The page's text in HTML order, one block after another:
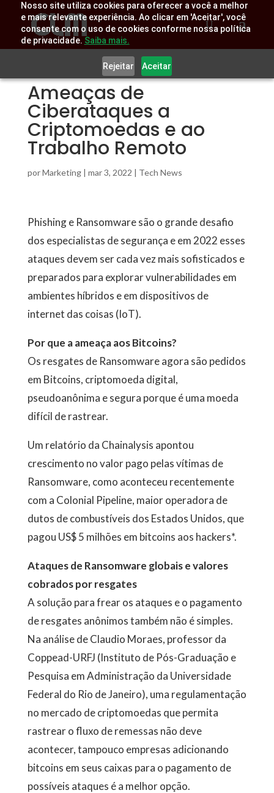
Nosso site utiliza cookies para oferecer a você a melhor
e mais relevante experiência. Ao clicar em 'Aceitar', você
consente com o uso de cookies conforme nossa política
de privacidade. Saiba mais.
Rejeitar Aceitar
Ameaças de
Ciberataques a
Criptomoedas e ao
Trabalho Remoto
porMarketing| mar 3, 2022 | Tech News
Phishing e Ransomware são o grande desafio
dos especialistas de segurança e em 2022 esses
ataques devem ser cada vez mais sofisticados e
preparados para explorar vulnerabilidades em
ambientes híbridos e em dispositivos de
internet das coisas (IoT).
Por que a ameaça aos Bitcoins?
Os resgates de Ransomware agora são pedidos
em Bitcoins, criptomoeda digital,
pseudoanônima e segura porque é uma moeda
difícil de rastrear.
Um relatório da Chainalysis apontou
crescimento no valor pago pelas vítimas de
Ransomware, como aconteceu recentemente
com a Colonial Pipeline, maior operadora de
dutos de combustíveis dos Estados Unidos, que
pagou US$ 5 milhões em bitcoins aos hackers*.
Ataques de Ransomware globais e valores
cobrados por resgates
A solução para frear os ataques e o pagamento
de resgates anônimos também não é simples.
Na análise de Claudio Moraes, professor da
Coppead-URFJ (Instituto de Pós-Graduação e
Pesquisa em Administração da Universidade
Federal do Rio de Janeiro), uma regulamentação
no mercado de criptomoedas que permita
rastrear o fluxo de remessas não deve
acontecer, tampouco empresas adicionando
bitcoins em seus caixas para o pagamento de
possíveis ataques é a melhor opção.